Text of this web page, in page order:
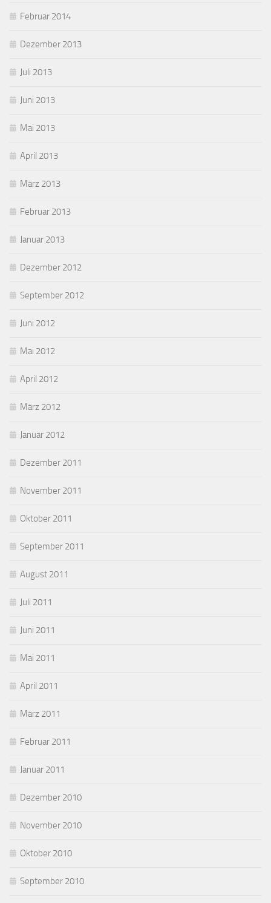
Februar 2014
Dezember 2013
Juli 2013
Juni 2013
Mai 2013
April 2013
März 2013
Februar 2013
Januar 2013
Dezember 2012
September 2012
Juni 2012
Mai 2012
April 2012
März 2012
Januar 2012
Dezember 2011
November 2011
Oktober 2011
September 2011
August 2011
Juli 2011
Juni 2011
Mai 2011
April 2011
März 2011
Februar 2011
Januar 2011
Dezember 2010
November 2010
Oktober 2010
September 2010